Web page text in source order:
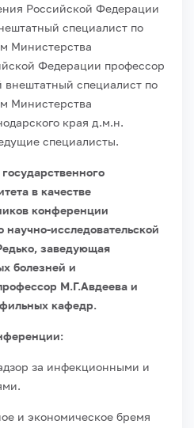
Российской Федерации
специалист по
Министерства
Федерации профессор
внештатный специалист по
Министерства
края д.м.н.
специалисты.
в качестве
конференции
научно-исследовательской
заведующая
болезней и
М.Г.Авдеева и
кафедр.
за инфекционными и
и экономическое бремя